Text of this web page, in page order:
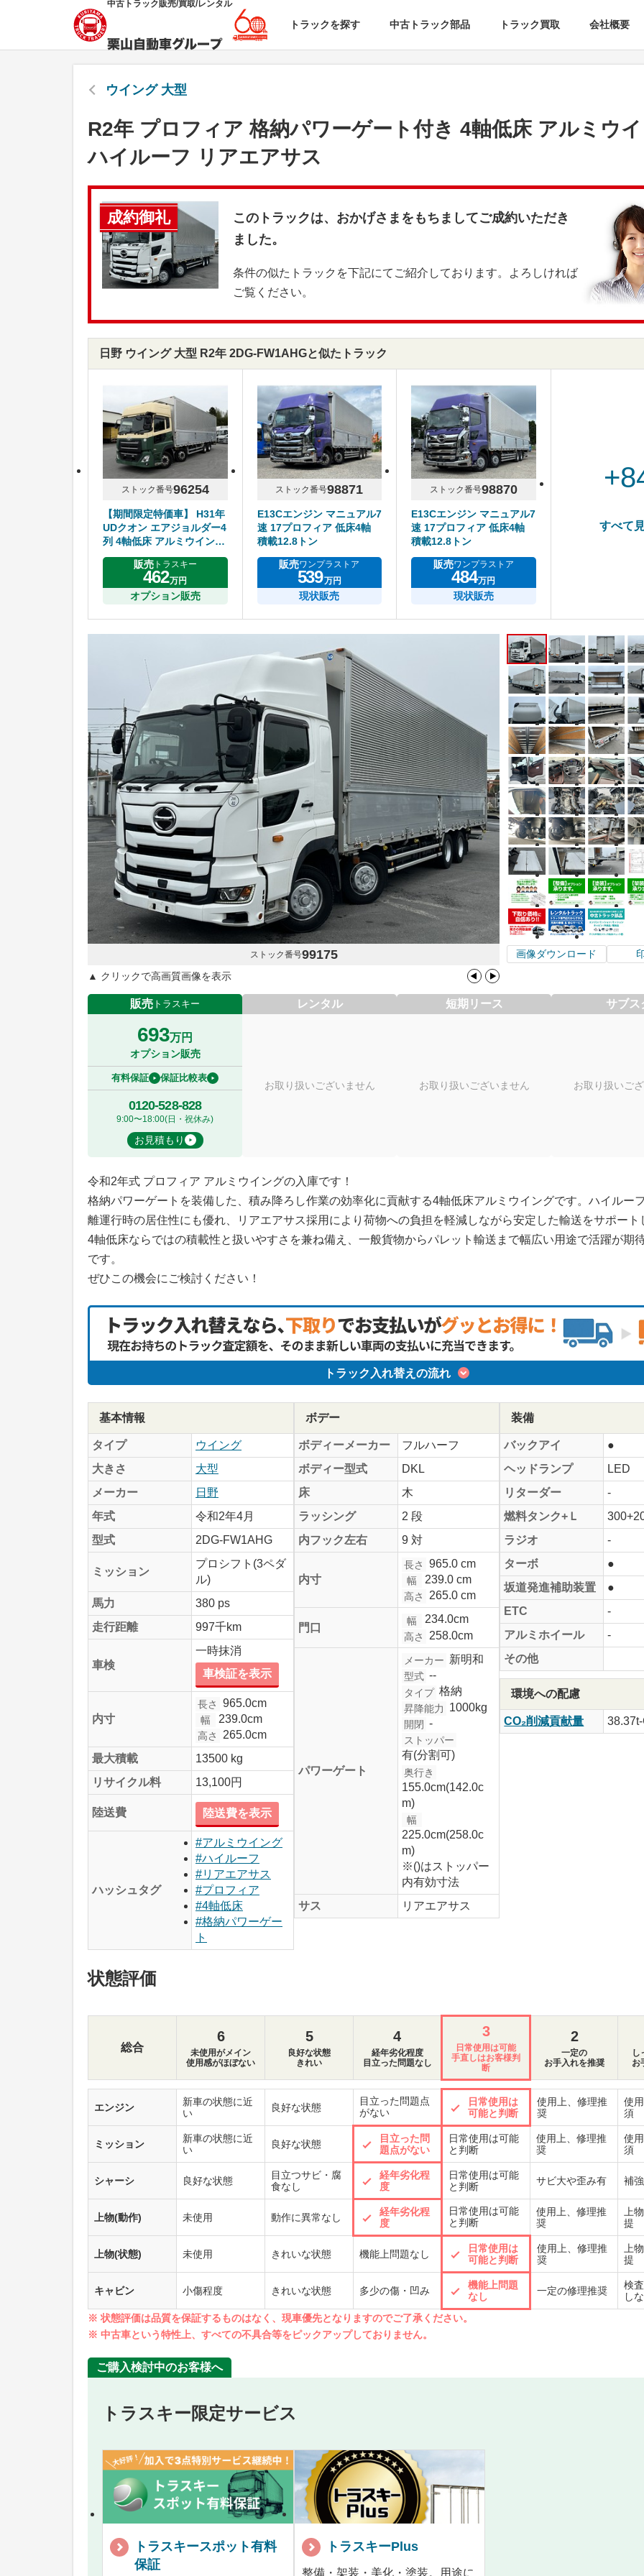
中古トラック販売/買取/レンタル
トラックを探す 中古トラック部品 トラック買取 会社概要
ウイング 大型
R2年 プロフィア 格納パワーゲート付き 4軸低床 アルミウ
ハイルーフ リアエアサス
成約御礼
このトラックは、おかげさまをもちましてご成約いただき
ました。
条件の似たトラックを下記にてご紹介しております。よろしければ
ご覧ください。
日野 ウイング 大型 R2年 2DG-FW1AHGと似たトラック
ストック番号96254
【期間限定特価車】 H31年
UDクオン エアジョルダー4
列 4軸低床 アルミウイング
ハイルーフ リアエアサス
アルミホイール エスコット
販売トラスキー
462万円
オプション販売
ストック番号98871
E13Cエンジン マニュアル7
速 17プロフィア 低床4軸
積載12.8トン
販売ワンプラストア
539万円
現状販売
ストック番号98870
E13Cエンジン マニュアル7
速 17プロフィア 低床4軸
積載12.8トン
販売ワンプラストア
484万円
現状販売
すべて
ストック番号99175
▲ クリックで高画質画像を表示
画像ダウンロード
販売 トラスキー
693万円
オプション販売
有料保証 保証比較表
0120-528-828
9:00〜18:00(日・祝休み)
お見積もり
レンタル
お取り扱いございません
短期リース
お取り扱いございません
サブス
お取り扱いご
令和2年式 プロフィア アルミウイングの入庫です！
格納パワーゲートを装備した、積み降ろし作業の効率化に貢献する4軸低床アルミウイングです。ハイルー
離運行時の居住性にも優れ、リアエアサス採用により荷物への負担を軽減しながら安定した輸送をサポート
4軸低床ならではの積載性と扱いやすさを兼ね備え、一般貨物からパレット輸送まで幅広い用途で活躍が期
です。
ぜひこの機会にご検討ください！
トラック入れ替えの流れ
基本情報
タイプ
ウイング
大きさ
大型
メーカー
日野
年式
令和2年4月
型式
2DG-FW1AHG
ミッション
プロシフト(3ペダ
ル)
馬力
380 ps
走行距離
997千km
車検
一時抹消
車検証を表示
内寸
長さ 965.0cm
幅 239.0cm
高さ
265.0cm
最大積載
13500 kg
リサイクル料
13,100円
陸送費 陸送費を表示
ハッシュタグ
#アルミウイング
#ハイルーフ
#リアエアサス
#プロフィア
#4軸低床
#格納パワーゲー
ト
ボデー
ボディーメーカー
フルハーフ
ボディー型式
DKL
床
木
ラッシング
2 段
内フック左右
9 対
内寸
長さ 965.0 cm
幅 239.0 cm
高さ 265.0 cm
門口
幅 234.0cm
高さ 258.0cm
パワーゲート
メーカー 新明和
型式 --
タイプ 格納
昇降能力 1000kg
開閉 -
ストッパー
有(分割可)
奥行き
155.0cm(142.0c
m)
幅
225.0cm(258.0c
m)
※()はストッパー
内有効寸法
サス
リアエアサス
装備
バックアイ
●
ヘッドランプ
LED
リターダー
-
燃料タンク+Ｌ
ラジオ
-
ターボ
●
坂道発進補助装置
●
ETC
-
アルミホイール
-
その他
環境への配慮
CO₂削減貢献量
状態評価
総合
6
未使用がメイン
使用感がほぼない
5
良好な状態
きれい
4
経年劣化程度
目立った問題なし
3
日常使用は可能
手直しはお客様判
断
2
一定の
お手入れを推奨
し
お
エンジン
新車の状態に近
い
良好な状態
目立った問題点
がない
日常使用は
可能と判断
使用上、修理推
奨
使
須
ミッション
新車の状態に近
い
良好な状態
目立った問
題点がない
日常使用は可能
と判断
使用上、修理推
奨
使
須
シャーシ 良好な状態
目立つサビ・腐
食なし
経年劣化程
度
日常使用は可能
と判断
サビ大や歪み有 補
上物(動作) 未使用 動作に異常なし
経年劣化程
度
日常使用は可能
と判断
使用上、修理推
奨
上
提
上物(状態) 未使用 きれいな状態 機能上問題なし
日常使用は
可能と判断
使用上、修理推
奨
上
提
キャビン 小傷程度 きれいな状態 多少の傷・凹み
機能上問題
なし
一定の修理推奨
検
し
※ 状態評価は品質を保証するものはなく、現車優先となりますのでご了承ください。
※ 中古車という特性上、すべての不具合等をピックアップしておりません。
ご購入検討中のお客様へ
トラスキー限定サービス
トラスキースポット有料
保証
トラスキーPlus
整備・架装・美化・塗装。用途に